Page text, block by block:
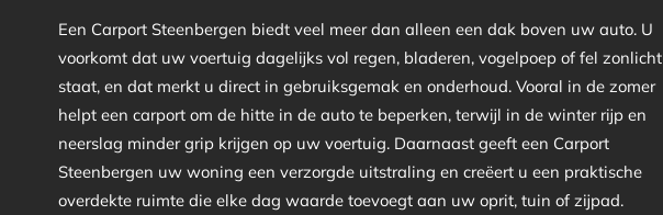
Een Carport Steenbergen biedt veel meer dan alleen een dak boven uw auto. U
voorkomt dat uw voertuig dagelijks vol regen, bladeren, vogelpoep of fel zonlicht
staat, en dat merkt u direct in gebruiksgemak en onderhoud. Vooral in de zomer
helpt een carport om de hitte in de auto te beperken, terwijl in de winter rijp en
neerslag minder grip krijgen op uw voertuig. Daarnaast geeft een Carport
Steenbergen uw woning een verzorgde uitstraling en creëert u een praktische
overdekte ruimte die elke dag waarde toevoegt aan uw oprit, tuin of zijpad.